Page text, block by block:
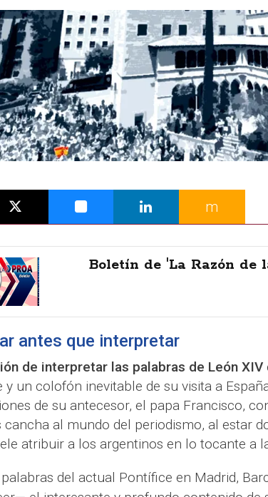
m
Boletín de 'La Razón de
antes que interpretar
de interpretar las palabras de León XIV
y un colofón inevitable de su visita a
de su antecesor, el papa Francisco,
cancha al mundo del periodismo, al estar
atribuir a los argentinos en lo tocante a
del actual Pontífice en Madrid,